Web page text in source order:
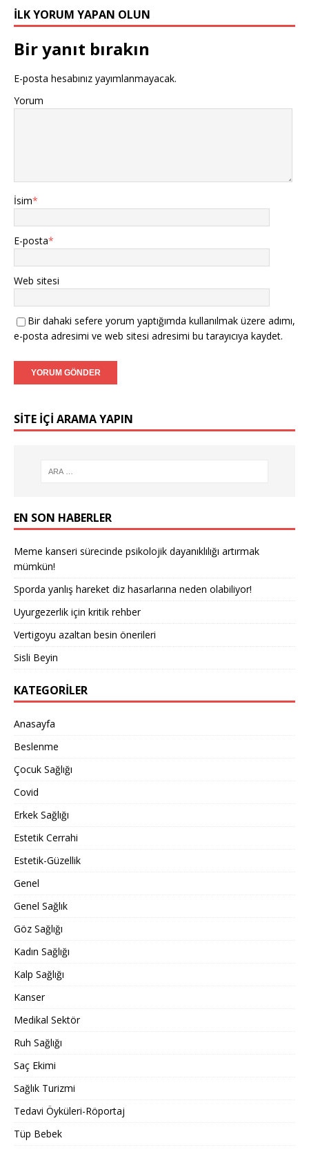
İLK YORUM YAPAN OLUN
Bir yanıt bırakın
E-posta hesabınız yayımlanmayacak.
Yorum
İsim*
E-posta*
Web sitesi
Bir dahaki sefere yorum yaptığımda kullanılmak üzere adımı,
e-posta adresimi ve web sitesi adresimi bu tarayıcıya kaydet.
SITE IÇI ARAMA YAPIN
EN SON HABERLER
Meme kanseri sürecinde psikolojik dayanıklılığı artırmak
mümkün!
Sporda yanlış hareket diz hasarlarına neden olabiliyor!
Uyurgezerlik için kritik rehber
Vertigoyu azaltan besin önerileri
Sisli Beyin
KATEGORILER
Anasayfa
Beslenme
Çocuk Sağlığı
Covid
Erkek Sağlığı
Estetik Cerrahi
Estetik-Güzellik
Genel
Genel Sağlık
Göz Sağlığı
Kadın Sağlığı
Kalp Sağlığı
Kanser
Medikal Sektör
Ruh Sağlığı
Saç Ekimi
Sağlık Turizmi
Tedavi Öyküleri-Röportaj
Tüp Bebek